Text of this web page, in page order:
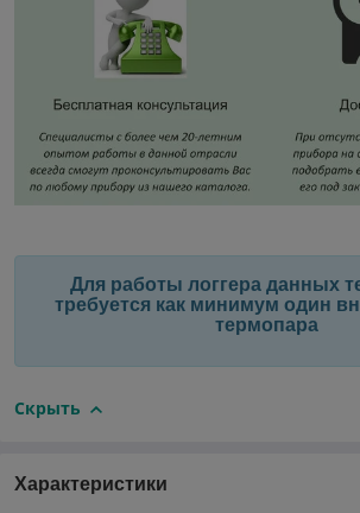
Для работы логгера данных
требуется как минимум один
термопара
Скрыть
Характеристики